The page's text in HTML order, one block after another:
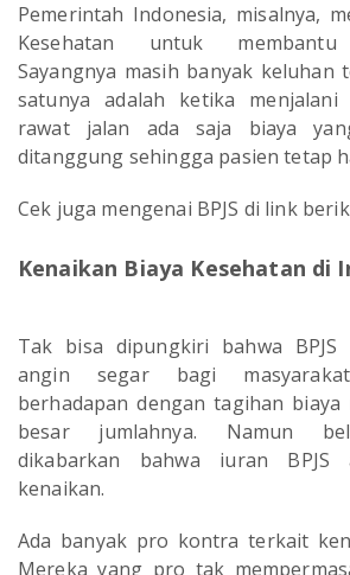
Pemerintah Indonesia, misalnya,
Kesehatan untuk membantu
Sayangnya masih banyak keluhan
satunya adalah ketika
rawat jalan ada saja biaya
ditanggung sehingga pasien tetap
Cek juga mengenai BPJS di link
Kenaikan Biaya Kesehatan di
Tak bisa dipungkiri bahwa BPJS
angin segar bagi
berhadapan dengan tagihan
besar jumlahnya. Namun
dikabarkan bahwa iuran BPJS
kenaikan.
Ada banyak pro kontra terkait
Mereka yang pro tak